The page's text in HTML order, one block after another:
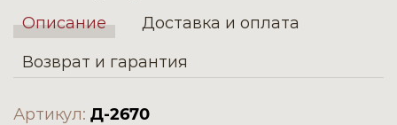
Описание
Доставка и оплата
Возврат и гарантия
Артикул: Д-2670